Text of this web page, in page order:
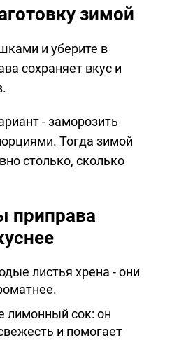
зимой
и уберите в
сохраняет вкус и
- заморозить
Тогда зимой
столько, сколько
приправа
листья хрена - они
лимонный сок: он
и помогает